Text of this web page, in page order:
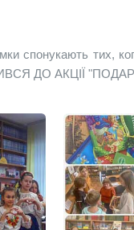
спонукають тих,
ДО АКЦІЇ